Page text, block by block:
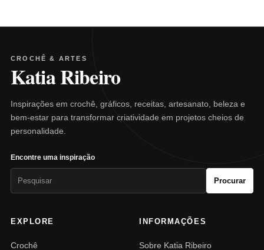
CROCHÊ & ARTES
Katia Ribeiro
Inspirações em crochê, gráficos, receitas, artesanato, beleza e
bem-estar para transformar criatividade em projetos cheios de
personalidade.
Encontre uma inspiração
Procurar
EXPLORE
Crochê
INFORMAÇÕES
Sobre Katia Ribeiro